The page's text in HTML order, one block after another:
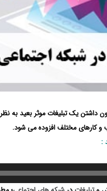
داشتن یک تبلیغات موثر بعید به
و کارهای مختلف افزوده می شود.
: